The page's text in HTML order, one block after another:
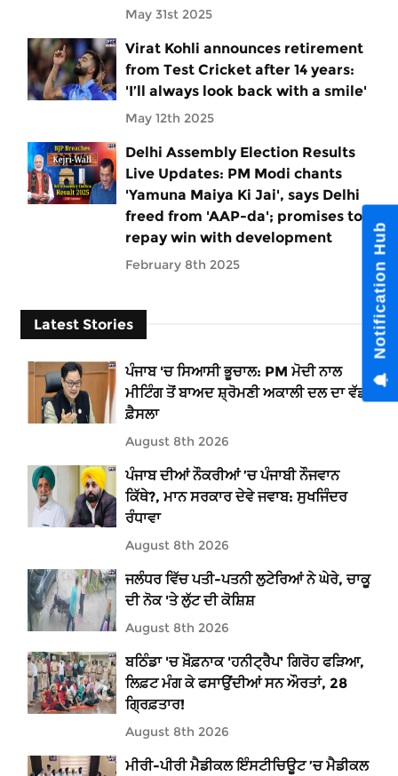
May 31st 2025
Virat Kohli announces retirement
from Test Cricket after 14 years:
'I’ll always look back with a smile'
May 12th 2025
Delhi Assembly Election Results
Live Updates: PM Modi chants
'Yamuna Maiya Ki Jai', says Delhi
freed from 'AAP-da'; promises to
repay win with development
February 8th 2025
Latest Stories
ਪੰਜਾਬ 'ਚ ਸਿਆਸੀ ਭੂਚਾਲ: PM ਮੋਦੀ ਨਾਲ
ਮੀਟਿੰਗ ਤੋਂ ਬਾਅਦ ਸ਼੍ਰੋਮਣੀ ਅਕਾਲੀ ਦਲ ਦਾ ਵੱਡਾ
ਫ਼ੈਸਲਾ
August 8th 2026
ਪੰਜਾਬ ਦੀਆਂ ਨੌਕਰੀਆਂ ’ਚ ਪੰਜਾਬੀ ਨੌਜਵਾਨ
ਕਿੱਥੇ?, ਮਾਨ ਸਰਕਾਰ ਦੇਵੇ ਜਵਾਬ: ਸੁਖਜਿੰਦਰ
ਰੰਧਾਵਾ
August 8th 2026
ਜਲੰਧਰ ਵਿੱਚ ਪਤੀ-ਪਤਨੀ ਲੁਟੇਰਿਆਂ ਨੇ ਘੇਰੇ, ਚਾਕੂ
ਦੀ ਨੋਕ 'ਤੇ ਲੁੱਟ ਦੀ ਕੋਸ਼ਿਸ਼
August 8th 2026
ਬਠਿੰਡਾ 'ਚ ਖ਼ੌਫ਼ਨਾਕ 'ਹਨੀਟ੍ਰੈਪ' ਗਿਰੋਹ ਫੜਿਆ,
ਲਿਫ਼ਟ ਮੰਗ ਕੇ ਫਸਾਉਂਦੀਆਂ ਸਨ ਔਰਤਾਂ, 28
ਗ੍ਰਿਫ਼ਤਾਰ!
August 8th 2026
ਮੀਰੀ-ਪੀਰੀ ਮੈਡੀਕਲ ਇੰਸਟੀਚਿਊਟ ’ਚ ਮੈਡੀਕਲ